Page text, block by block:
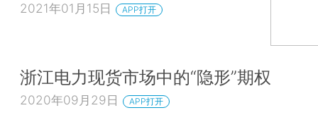
2021年01月15日 APP打开
浙江电力现货市场中的“隐形”期权
2020年09月29日 APP打开